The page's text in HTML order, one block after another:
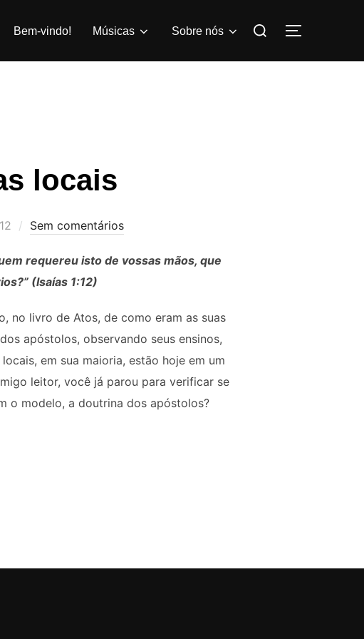
Bem-vindo! Músicas Sobre nós
Pesquisar
locais
Sem comentários
requereu isto de vossas mãos, que
(Isaías 1:12)
no livro de Atos, de como eram as suas
apóstolos, observando seus ensinos,
em sua maioria, estão hoje em um
leitor, você já parou para verificar se
o modelo, a doutrina dos apóstolos?
IGREJAS LOCAIS”